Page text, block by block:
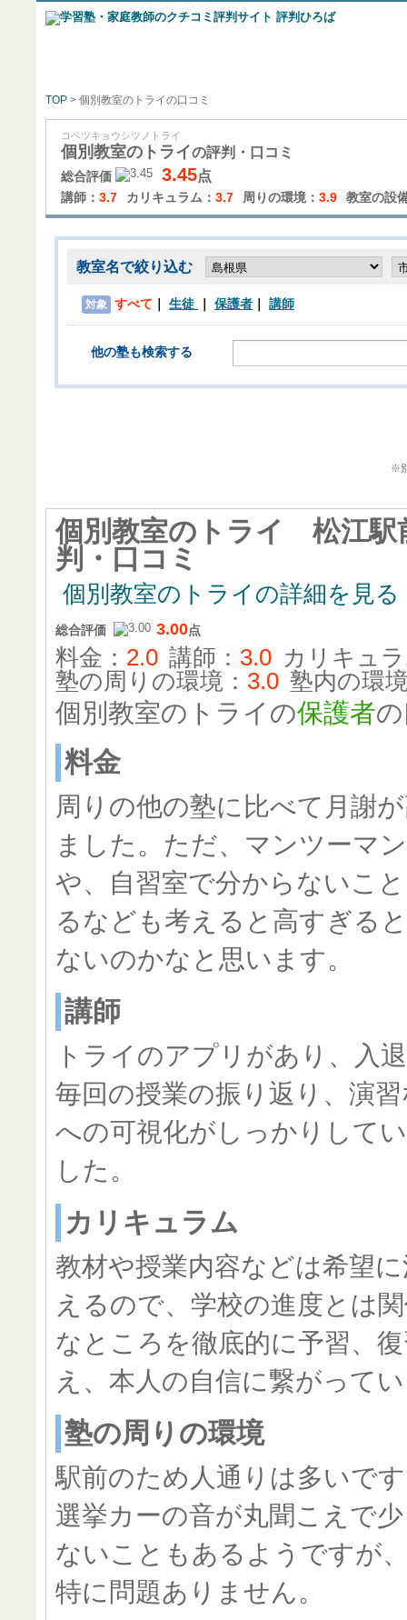
TOP > 個別教室のトライの口コミ
コベツキョウシツノトライ
個別教室のトライの評判・口コミ
総合評価 3.45点
講師： 3.7 カリキュラム： 3.7 周りの環境： 3.9 教室の設
教室名で絞り込む
対象 すべて 生徒 保護者 講師
他の塾も検索する
※
個別教室のトライ 松江駅
判・口コミ
個別教室のトライの詳細を見る
総合評価 3.00点
料金： 2.0 講師： 3.0 カリキュ
塾の周りの環境： 3.0 塾内の環
個別教室のトライの保護者
料金
周りの他の塾に比べて月謝
ました。ただ、マンツーマ
や、自習室で分からないこ
るなども考えると高すぎる
ないのかなと思います。
講師
トライのアプリがあり、入
毎回の授業の振り返り、演
への可視化がしっかりして
した。
カリキュラム
教材や授業内容などは希望
えるので、学校の進度とは
なところを徹底的に予習、
え、本人の自信に繋がって
塾の周りの環境
駅前のため人通りは多いで
選挙カーの音が丸聞こえで
ないこともあるようですが
特に問題ありません。